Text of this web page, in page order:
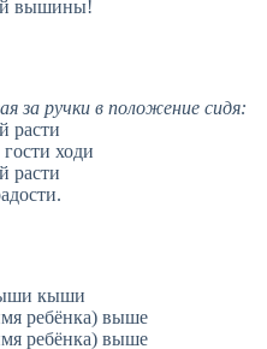
вышины!
за ручки в положение сидя:
расти
ходи
расти
кыши
ребёнка) выше
ребёнка) выше